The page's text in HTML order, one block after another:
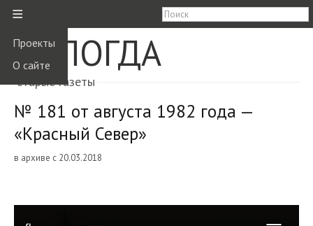
≡
Проекты
О сайте
ВОЛОГДА
старые газеты
№ 181 от августа 1982 года —
«Красный Север»
в архиве с 20.03.2018